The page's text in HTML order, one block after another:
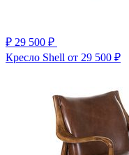
₽ 29 500 ₽
Кресло Shell от 29 500 ₽